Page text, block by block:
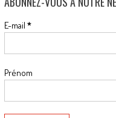
E-mail *
Prénom